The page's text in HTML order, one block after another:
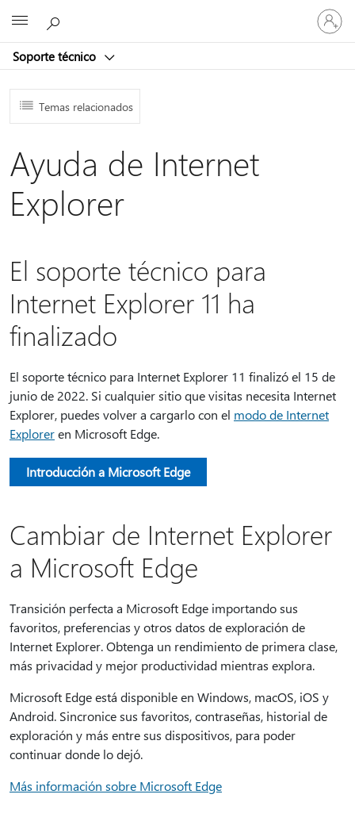
Soporte técnico
Iniciar
sesión
en
cuenta
Temas relacionados
Ayuda de Internet
Explorer
El soporte técnico para
Internet Explorer 11 ha
finalizado
El soporte técnico para Internet Explorer 11 finalizó el 15 de
junio de 2022. Si cualquier sitio que visitas necesita Internet
Explorer, puedes volver a cargarlo con el modo de Internet
Exploreren Microsoft Edge.
Introducción a Microsoft Edge
Cambiar de Internet Explorer
a Microsoft Edge
Transición perfecta a Microsoft Edge importando sus
favoritos, preferencias y otros datos de exploración de
Internet Explorer. Obtenga un rendimiento de primera clase,
más privacidad y mejor productividad mientras explora.
Microsoft Edge está disponible en Windows, macOS, iOS y
Android. Sincronice sus favoritos, contraseñas, historial de
exploración y más entre sus dispositivos, para poder
continuar donde lo dejó.
Más información sobre Microsoft Edge